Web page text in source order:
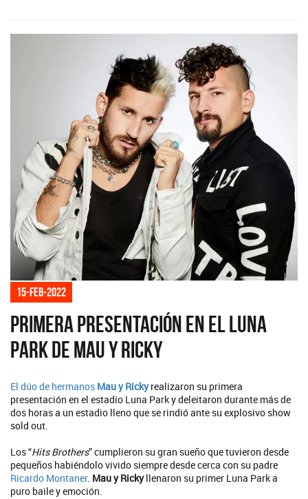
15-feb-2022
Primera presentación en el Luna
Park de Mau y Ricky
El dúo de hermanos Mau y Rickyrealizaron su primera
presentación en el estadio Luna Park y deleitaron durante más de
dos horas a un estadio lleno que se rindió ante su explosivo show
sold out.
Los “Hits Brothers” cumplieron su gran sueño que tuvieron desde
pequeños habiéndolo vivido siempre desde cerca con su padre
Ricardo Montaner. Mau y Rickyllenaron su primer Luna Park a
puro baile y emoción.